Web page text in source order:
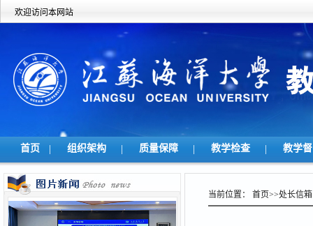
欢迎访问本网站
首页 | 组织架构 | 质量保障 | 教学检查 | 教学
当前位置： 首页>>处长信箱